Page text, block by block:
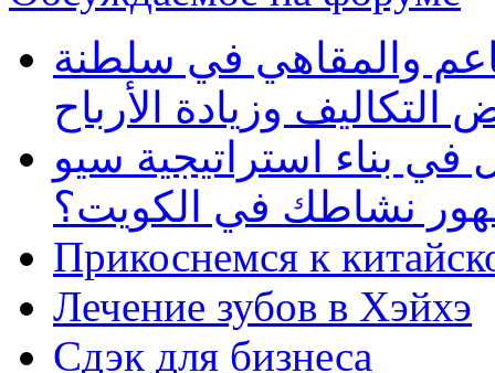
والمقاهي في سلطنة
وزيادة الأرباح
بناء استراتيجية سيو
نشاطك في الكويت؟
Прикоснемся к
Лечение зубов в Хэйхэ
Сдэк для бизнеса